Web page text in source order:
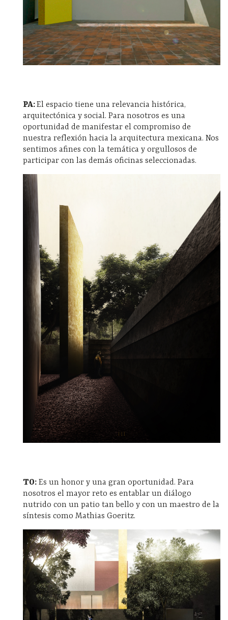
PA:El espacio tiene una relevancia histórica,
arquitectónica y social. Para nosotros es una
oportunidad de manifestar el compromiso de
nuestra reflexión hacia la arquitectura mexicana. Nos
sentimos afines con la temática y orgullosos de
participar con las demás oficinas seleccionadas.
TO: Es un honor y una gran oportunidad. Para
nosotros el mayor reto es entablar un diálogo
nutrido con un patio tan bello y con un maestro de la
síntesis como Mathias Goeritz.